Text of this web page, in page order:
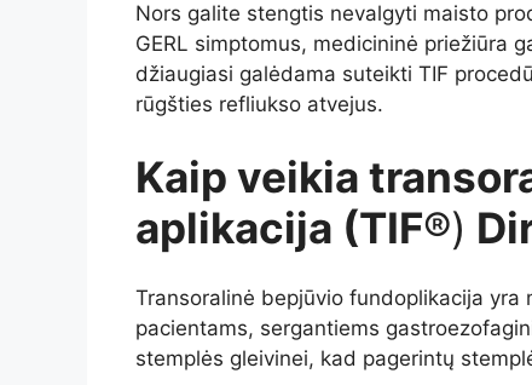
Nors galite stengtis nevalgyti maisto
GERL simptomus, medicininė priežiūra
džiaugiasi galėdama suteikti TIF
rūgšties refliukso atvejus.
Kaip veikia
aplikacija (TIF®)
Transoralinė bepjūvio fundoplikacija
pacientams, sergantiems
stemplės gleivinei, kad pagerintų